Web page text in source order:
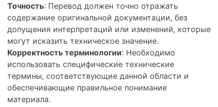
Точность: Перевод должен точно отражать
содержание оригинальной документации, без
допущения интерпретаций или изменений, которые
могут исказить техническое значение.
Корректность терминологии: Необходимо
использовать специфические технические
термины, соответствующие данной области и
обеспечивающие правильное понимание
материала.